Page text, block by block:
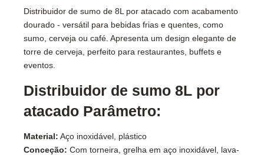
Distribuidor de sumo de 8L por atacado com acabamento
dourado - versátil para bebidas frias e quentes, como
sumo, cerveja ou café. Apresenta um design elegante de
torre de cerveja, perfeito para restaurantes, buffets e
eventos.
Distribuidor de sumo 8L por
atacado Parâmetro:
Material: Aço inoxidável, plástico
Conceção: Com torneira, grelha em aço inoxidável, lava-